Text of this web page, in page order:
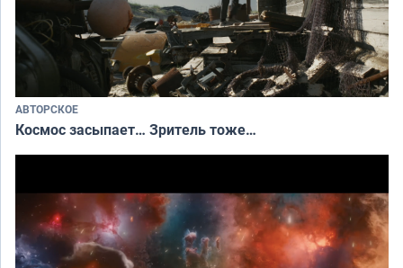
АВТОРСКОЕ
Космос засыпает… Зритель тоже…